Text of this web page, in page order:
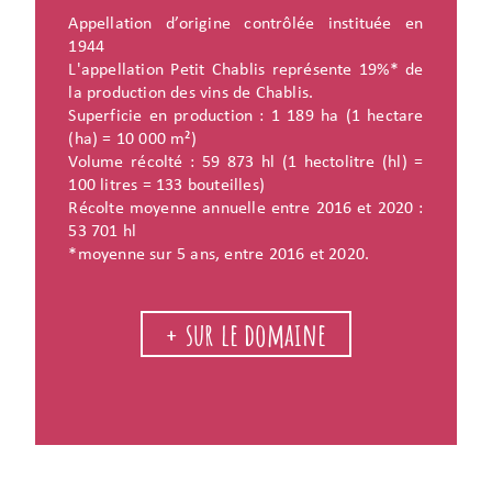
Appellation d’origine contrôlée instituée en
1944
L'appellation Petit Chablis représente 19%* de
la production des vins de Chablis.
Superficie en production : 1 189 ha (1 hectare
(ha) = 10 000 m²)
Volume récolté : 59 873 hl (1 hectolitre (hl) =
100 litres = 133 bouteilles)
Récolte moyenne annuelle entre 2016 et 2020 :
53 701 hl
*moyenne sur 5 ans, entre 2016 et 2020.
+ sur le domaine